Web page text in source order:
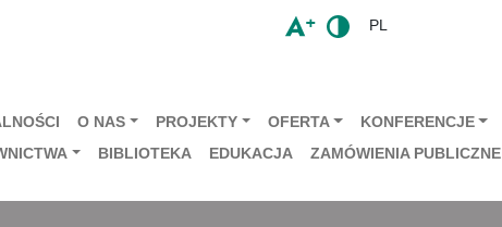
PL
O NAS PROJEKTY OFERTA KONFERENCJE
BIBLIOTEKA EDUKACJA ZAMÓWIENIA PUBLICZNE